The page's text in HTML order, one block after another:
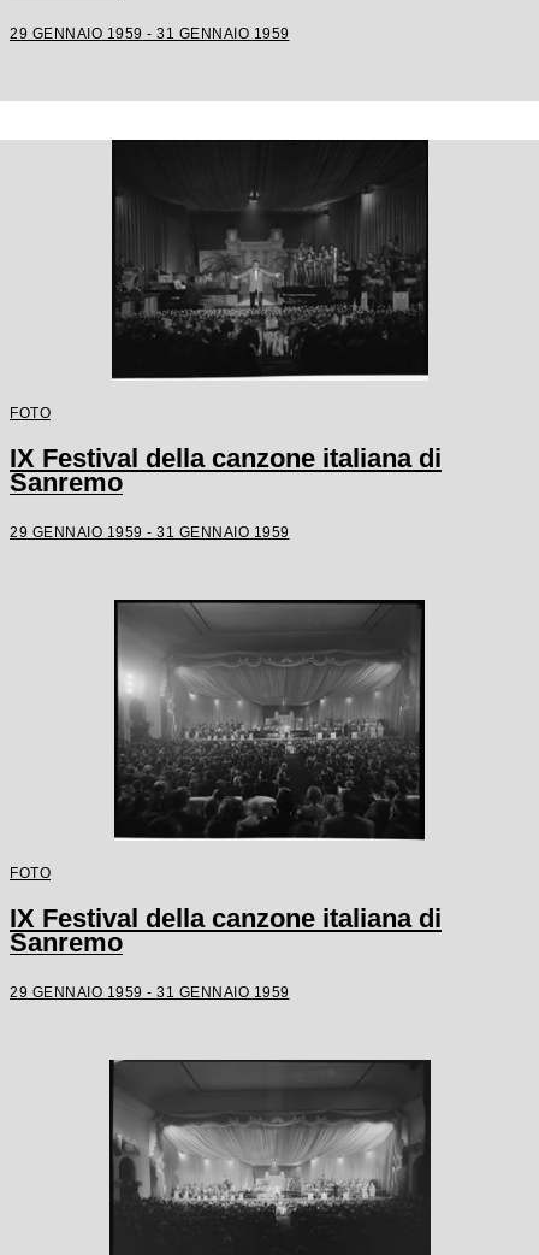
29 GENNAIO 1959 - 31 GENNAIO 1959
FOTO
IX Festival della canzone italiana di
Sanremo
29 GENNAIO 1959 - 31 GENNAIO 1959
FOTO
IX Festival della canzone italiana di
Sanremo
29 GENNAIO 1959 - 31 GENNAIO 1959